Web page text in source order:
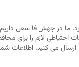
ما در جهش فا سعی
لازم را برای
می کنید، اطلاعات